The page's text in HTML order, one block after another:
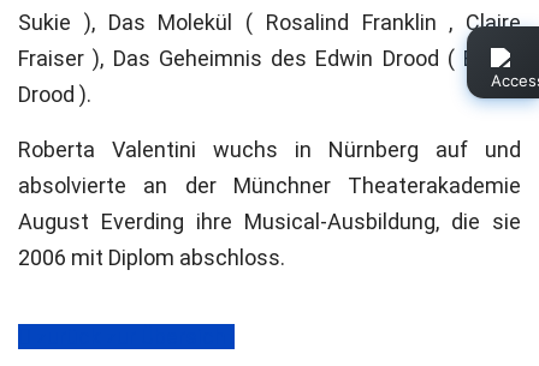
Sukie ), Das Molekül ( Rosalind Franklin , Claire
Fraiser ), Das Geheimnis des Edwin Drood ( Edwin
Drood ).
Roberta Valentini wuchs in Nürnberg auf und
absolvierte an der Münchner Theaterakademie
August Everding ihre Musical-Ausbildung, die sie
2006 mit Diplom abschloss.